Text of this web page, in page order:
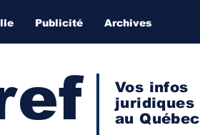
Publicité Archives
Vos infos
juridiques
au Québec